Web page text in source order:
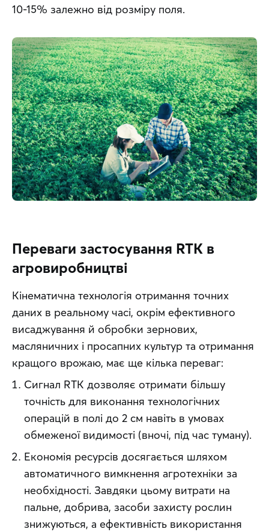
10-15% залежно від розміру поля.
Переваги застосування RTK в
агровиробництві
Кінематична технологія отримання точних
даних в реальному часі, окрім ефективного
висаджування й обробки зернових,
масляничних і просапних культур та отримання
кращого врожаю, має ще кілька переваг:
Сигнал RTK дозволяє отримати більшу
точність для виконання технологічних
операцій в полі до 2 см навіть в умовах
обмеженої видимості (вночі, під час туману).
Економія ресурсів досягається шляхом
автоматичного вимкнення агротехніки за
необхідності. Завдяки цьому витрати на
пальне, добрива, засоби захисту рослин
знижуються, а ефективність використання